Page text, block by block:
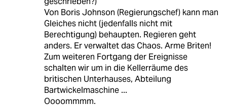
Von Boris Johnson (Regierungschef) kann man
Gleiches nicht (jedenfalls nicht mit
Berechtigung) behaupten. Regieren geht
anders. Er verwaltet das Chaos. Arme Briten!
Zum weiteren Fortgang der Ereignisse
schalten wir um in die Kellerräume des
britischen Unterhauses, Abteilung
Bartwickelmaschine ...
Oooommmm.